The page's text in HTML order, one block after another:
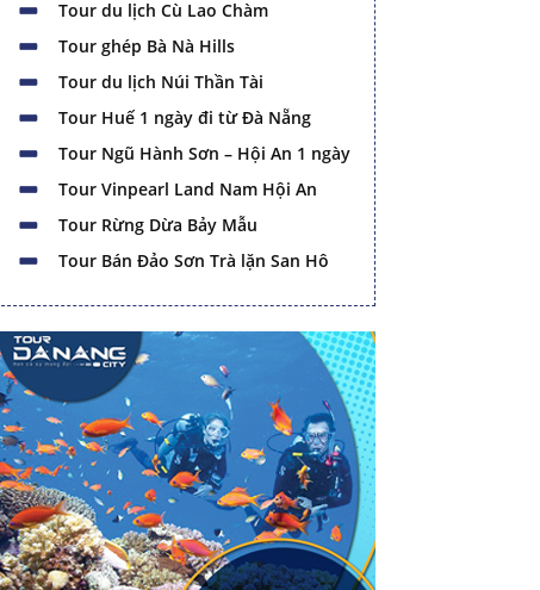
Tour du lịch Cù Lao Chàm
Tour ghép Bà Nà Hills
Tour du lịch Núi Thần Tài
Tour Huế 1 ngày đi từ Đà Nẵng
Tour Ngũ Hành Sơn – Hội An 1 ngày
Tour Vinpearl Land Nam Hội An
Tour Rừng Dừa Bảy Mẫu
Tour Bán Đảo Sơn Trà lặn San Hô